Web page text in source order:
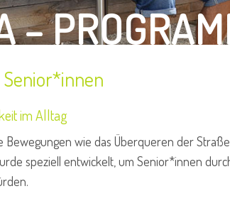
–
im Alltag
wie das Überqueren der
speziell entwickelt, um Senior*innen